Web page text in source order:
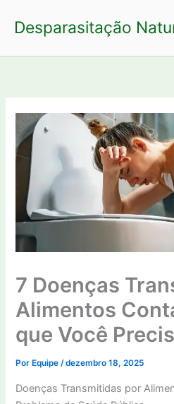
para
conteúdo
Desparasitação
7 Doenças
Alimentos
que Você
Por Equipe/dezembro 18, 2025
Doenças Transmitidas por